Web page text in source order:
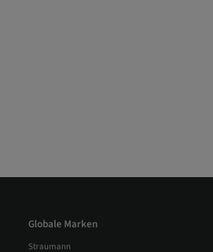
Globale Marken
Straumann